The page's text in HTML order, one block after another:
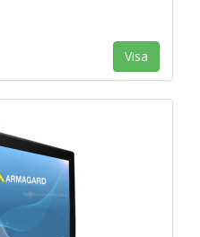
Visa